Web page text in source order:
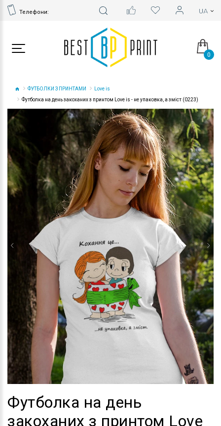
Телефони:
0
ФУТБОЛКИ З ПРИНТАМИ
Love is
Футболка на день закоханих з принтом Love is - не упаковка, а зміст (0223)
Футболка на день
закоханих з принтом Love